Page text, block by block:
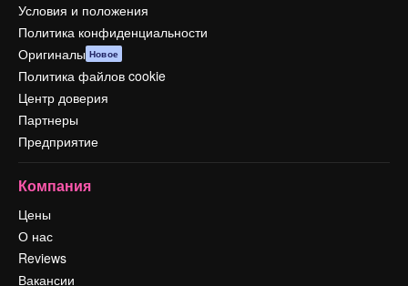
Условия и положения
Политика конфиденциальности
Оригиналы Новое
Политика файлов cookie
Центр доверия
Партнеры
Предприятие
Компания
Цены
О нас
Reviews
Вакансии